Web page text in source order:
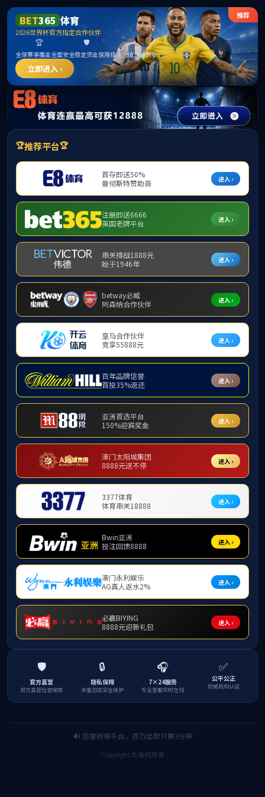
英国上市公司官网365(认证平台)Platinum China
学院概况 师资队伍 科学研究 国际交流
教学成果展示
导师团队
谭忆秋
王健
董泽蛟
单丽岩
安实
孟祥海
王东升
胡晓伟
王大为
张亚平
高庆飞
王晓宁
马宪永
申报书
成果报告
成果视频